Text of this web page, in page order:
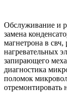
Обслуживание и
замена
магнетрона в свч,
нагревательных
запирающего
диагностика
поломок
отремонтировать